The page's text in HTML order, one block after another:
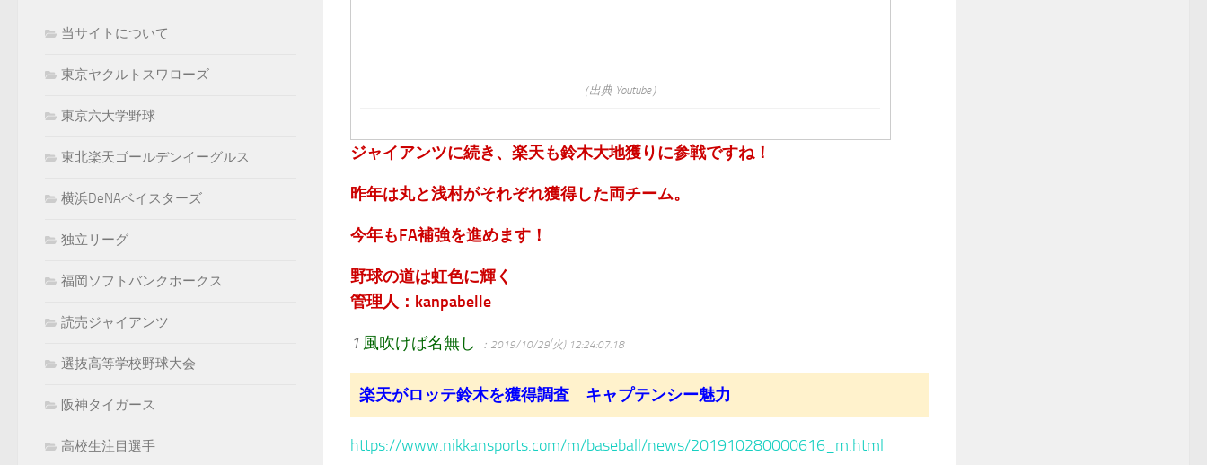
（出典 Youtube）
ジャイアンツに続き、楽天も鈴木大地獲りに参戦ですね！
昨年は丸と浅村がそれぞれ獲得した両チーム。
今年もFA補強を進めます！
野球の道は虹色に輝く
管理人：kanpabelle
1 風吹けば名無し ：2019/10/29(火) 12:24:07.18
楽天がロッテ鈴木を獲得調査 キャプテンシー魅力
https://www.nikkansports.com/m/baseball/news/201910280000616_m.html
当サイトについて
東京ヤクルトスワローズ
東京六大学野球
東北楽天ゴールデンイーグルス
横浜DeNAベイスターズ
独立リーグ
福岡ソフトバンクホークス
読売ジャイアンツ
選抜高等学校野球大会
阪神タイガース
高校生注目選手